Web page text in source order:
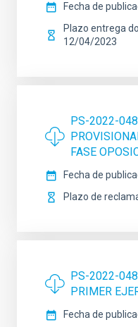
Fecha de
Plazo entrega
12/04/2023
PS-2022-048
FASE
Fecha de
Plazo de
PS-2022-048
PRIMER
Fecha de